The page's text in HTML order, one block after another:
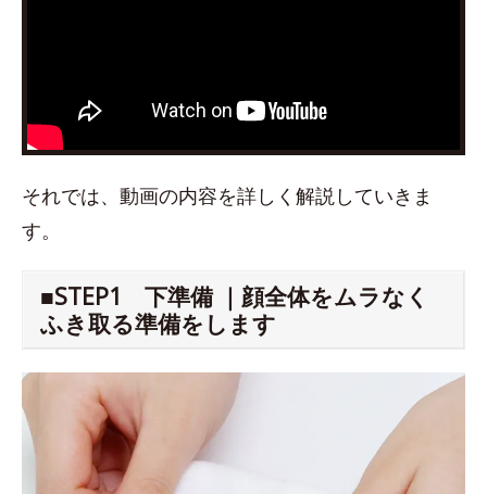
それでは、動画の内容を詳しく解説していきま
す。
■STEP1 下準備 ｜顔全体をムラなく
ふき取る準備をします